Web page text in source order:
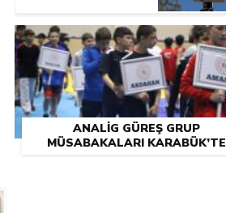
ANALİG GÜREŞ GRUP
MÜSABAKALARI KARABÜK’TE